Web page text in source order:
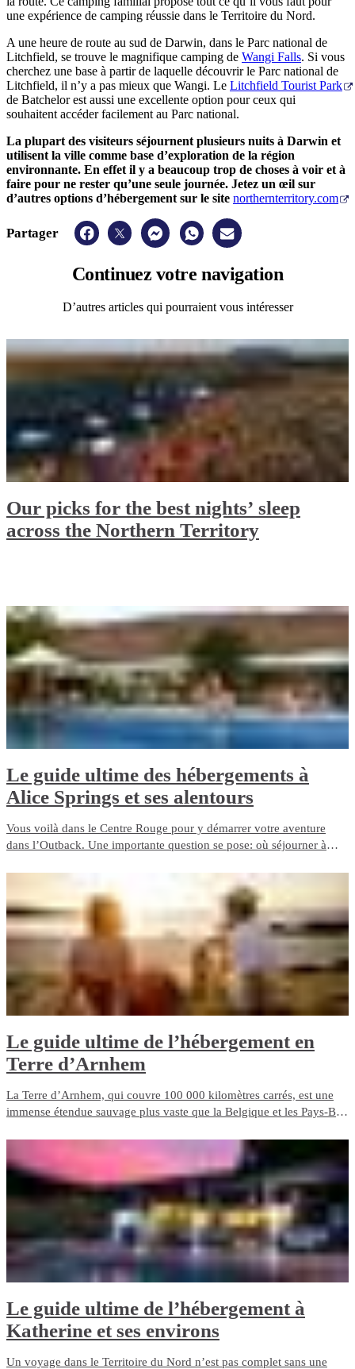
une expérience de camping réussie dans le Territoire du Nord.
A une heure de route au sud de Darwin, dans le Parc national de
Litchfield, se trouve le magnifique camping de Wangi Falls. Si vous
cherchez une base à partir de laquelle découvrir le Parc national de
Litchfield, il n’y a pas mieux que Wangi. Le Litchfield Tourist Park
de Batchelor est aussi une excellente option pour ceux qui
souhaitent accéder facilement au Parc national.
La plupart des visiteurs séjournent plusieurs nuits à Darwin et
utilisent la ville comme base d’exploration de la région
environnante. En effet il y a beaucoup trop de choses à voir et à
faire pour ne rester qu’une seule journée. Jetez un œil sur
d’autres options d’hébergement sur le site northernterritory.com
Partager
Continuez votre navigation
D’autres articles qui pourraient vous intéresser
Our picks for the best nights’ sleep
across the Northern Territory
​Le guide ultime des hébergements à
Alice Springs et ses alentours
Vous voilà dans le Centre Rouge pour y démarrer votre aventure
dans l’Outback. Une importante question se pose: où séjourner à
​Le guide ultime de l’hébergement en
Terre d’Arnhem
La Terre d’Arnhem, qui couvre 100 000 kilomètres carrés, est une
immense étendue sauvage plus vaste que la Belgique et les Pays-Bas
plus grande diversité d’Australie, avec une variété de paysages
impressionnants; vous y trouverez un choix d’hébergements de tous
styles et pour tous les goûts.
​Le guide ultime de l’hébergement à
Katherine et ses environs
Un voyage dans le Territoire du Nord n’est pas complet sans une